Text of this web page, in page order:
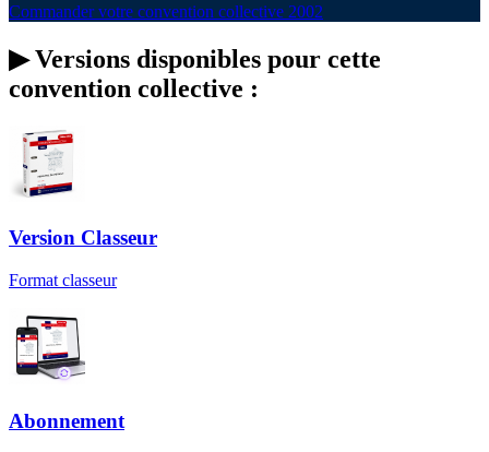
Commander votre convention collective 2002
▶Versions disponibles pour cette
convention collective :
Version Classeur
Format classeur
Abonnement